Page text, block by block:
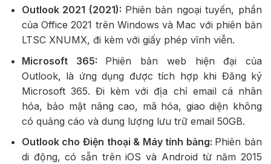
Outlook 2021 (2021): Phiên bản ngoại tuyến, phần
của Office 2021 trên Windows và Mac với phiên bản
LTSC XNUMX, đi kèm với giấy phép vĩnh viễn.
Microsoft 365: Phiên bản web hiện đại của
Outlook, là ứng dụng được tích hợp khi Đăng ký
Microsoft 365. Đi kèm với địa chỉ email cá nhân
hóa, bảo mật nâng cao, mã hóa, giao diện không
có quảng cáo và dung lượng lưu trữ email 50GB.
Outlook cho Điện thoại & Máy tính bảng: Phiên bản
di động, có sẵn trên iOS và Android từ năm 2015